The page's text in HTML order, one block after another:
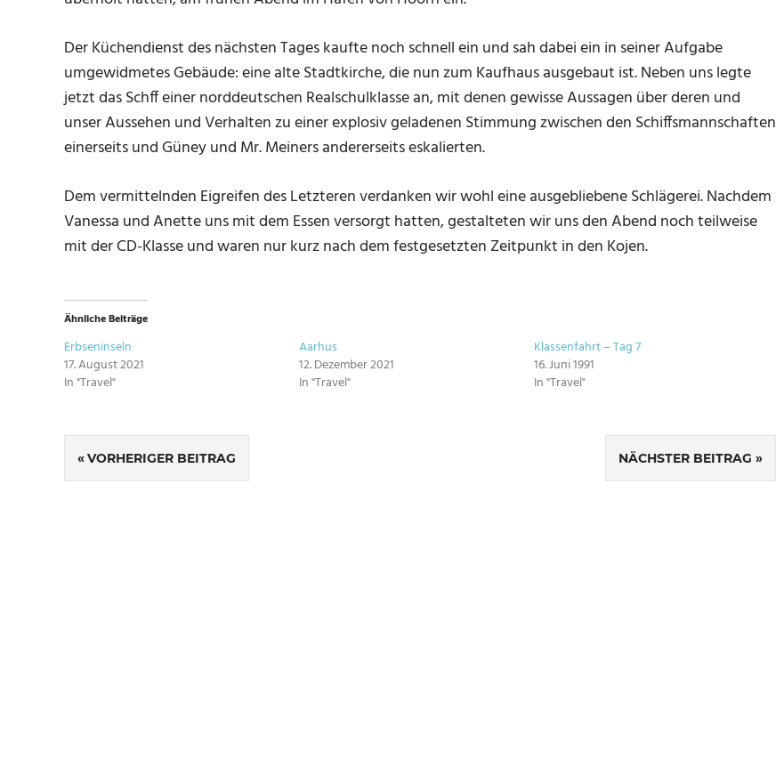
Der Küchendienst des nächsten Tages kaufte noch schnell ein und sah dabei ein in seiner Aufgabe
umgewidmetes Gebäude: eine alte Stadtkirche, die nun zum Kaufhaus ausgebaut ist. Neben uns legte
jetzt das Schff einer norddeutschen Realschulklasse an, mit denen gewisse Aussagen über deren und
unser Aussehen und Verhalten zu einer explosiv geladenen Stimmung zwischen den Schiffsmannschaften
einerseits und Güney und Mr. Meiners andererseits eskalierten.
Dem vermittelnden Eigreifen des Letzteren verdanken wir wohl eine ausgebliebene Schlägerei. Nachdem
Vanessa und Anette uns mit dem Essen versorgt hatten, gestalteten wir uns den Abend noch teilweise
mit der CD-Klasse und waren nur kurz nach dem festgesetzten Zeitpunkt in den Kojen.
Ähnliche Beiträge
Erbseninseln
17. August 2021
In "Travel"
Aarhus
12. Dezember 2021
In "Travel"
Klassenfahrt – Tag 7
16. Juni 1991
In "Travel"
SCHLAGWÖRTER
NETHERLANDS
Beitragsnavigation
VORHERIGER BEITRAG NÄCHSTER BEITRAG